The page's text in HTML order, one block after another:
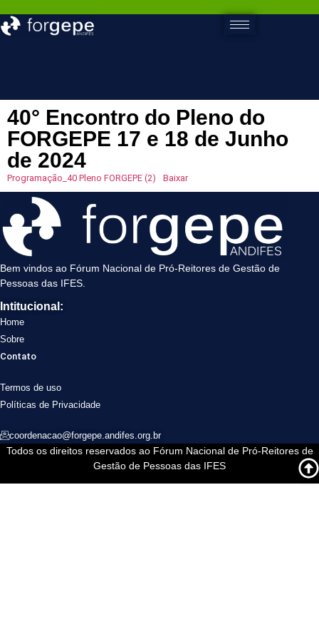
40° Encontro do Pleno do
FORGEPE 17 e 18 de Junho
de 2024
Programação_40 Pleno FORGEPE (2) Baixar
Bem vindos ao Fórum Nacional de Pró-Reitores de Gestão de
Pessoas das IFES.
Intitucional:
Home
Sobre
Contato
Termos de uso
Políticas de Privacidade
coordenacao@forgepe.andifes.org.br
Todos os direitos reservados ao Fórum Nacional de Pró-Reitores de
Gestão de Pessoas das IFES